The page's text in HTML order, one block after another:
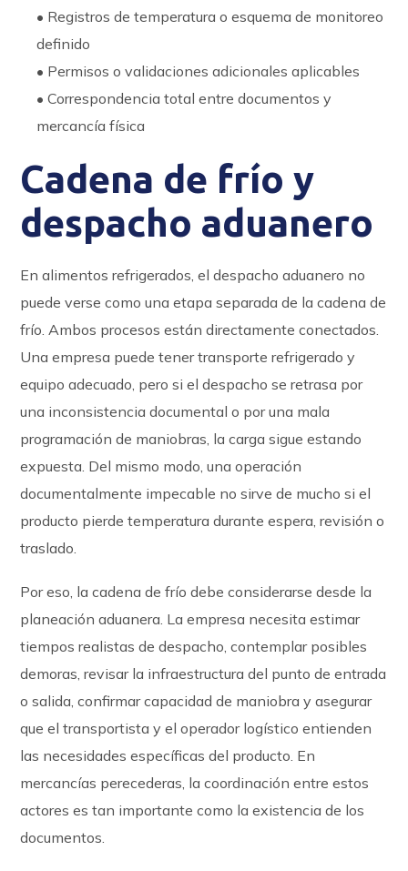
• Registros de temperatura o esquema de monitoreo
definido
• Permisos o validaciones adicionales aplicables
• Correspondencia total entre documentos y
mercancía física
Cadena de frío y
despacho aduanero
En alimentos refrigerados, el despacho aduanero no
puede verse como una etapa separada de la cadena de
frío. Ambos procesos están directamente conectados.
Una empresa puede tener transporte refrigerado y
equipo adecuado, pero si el despacho se retrasa por
una inconsistencia documental o por una mala
programación de maniobras, la carga sigue estando
expuesta. Del mismo modo, una operación
documentalmente impecable no sirve de mucho si el
producto pierde temperatura durante espera, revisión o
traslado.
Por eso, la cadena de frío debe considerarse desde la
planeación aduanera. La empresa necesita estimar
tiempos realistas de despacho, contemplar posibles
demoras, revisar la infraestructura del punto de entrada
o salida, confirmar capacidad de maniobra y asegurar
que el transportista y el operador logístico entienden
las necesidades específicas del producto. En
mercancías perecederas, la coordinación entre estos
actores es tan importante como la existencia de los
documentos.